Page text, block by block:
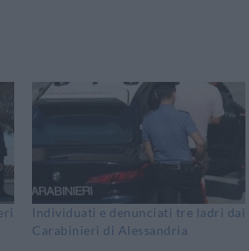
Individuati e denunciati tre ladri dai
Carabinieri di Alessandria